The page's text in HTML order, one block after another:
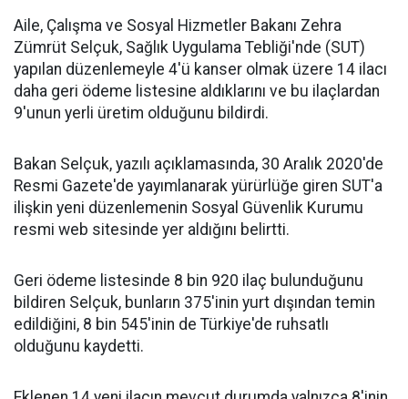
Aile, Çalışma ve Sosyal Hizmetler Bakanı Zehra
Zümrüt Selçuk, Sağlık Uygulama Tebliği'nde (SUT)
yapılan düzenlemeyle 4'ü kanser olmak üzere 14 ilacı
daha geri ödeme listesine aldıklarını ve bu ilaçlardan
9'unun yerli üretim olduğunu bildirdi.
Bakan Selçuk, yazılı açıklamasında, 30 Aralık 2020'de
Resmi Gazete'de yayımlanarak yürürlüğe giren SUT'a
ilişkin yeni düzenlemenin Sosyal Güvenlik Kurumu
resmi web sitesinde yer aldığını belirtti.
Geri ödeme listesinde 8 bin 920 ilaç bulunduğunu
bildiren Selçuk, bunların 375'inin yurt dışından temin
edildiğini, 8 bin 545'inin de Türkiye'de ruhsatlı
olduğunu kaydetti.